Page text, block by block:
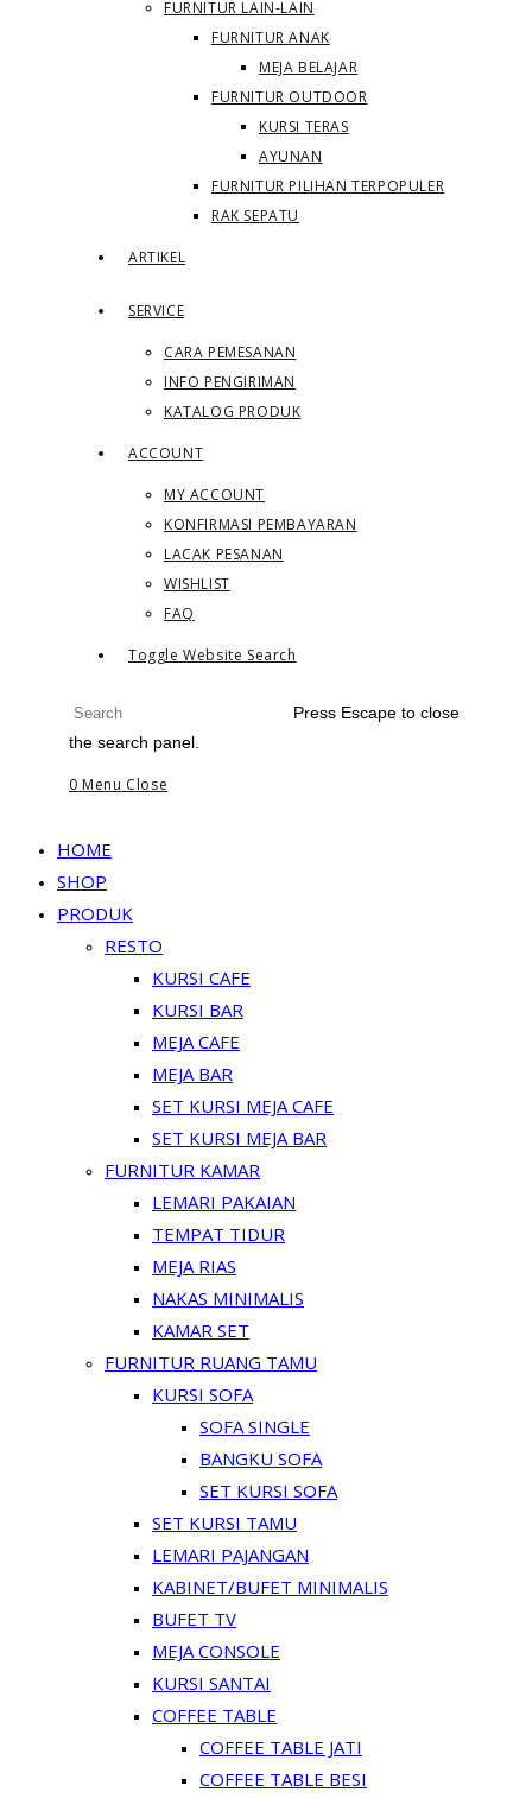
FURNITUR LAIN-LAIN
FURNITUR ANAK
MEJA BELAJAR
FURNITUR OUTDOOR
KURSI TERAS
AYUNAN
FURNITUR PILIHAN TERPOPULER
RAK SEPATU
ARTIKEL
SERVICE
CARA PEMESANAN
INFO PENGIRIMAN
KATALOG PRODUK
ACCOUNT
MY ACCOUNT
KONFIRMASI PEMBAYARAN
LACAK PESANAN
WISHLIST
FAQ
Toggle Website Search
Press Escape to close
the search panel.
0 Menu Close
HOME
SHOP
PRODUK
RESTO
KURSI CAFE
KURSI BAR
MEJA CAFE
MEJA BAR
SET KURSI MEJA CAFE
SET KURSI MEJA BAR
FURNITUR KAMAR
LEMARI PAKAIAN
TEMPAT TIDUR
MEJA RIAS
NAKAS MINIMALIS
KAMAR SET
FURNITUR RUANG TAMU
KURSI SOFA
SOFA SINGLE
BANGKU SOFA
SET KURSI SOFA
SET KURSI TAMU
LEMARI PAJANGAN
KABINET/BUFET MINIMALIS
BUFET TV
MEJA CONSOLE
KURSI SANTAI
COFFEE TABLE
COFFEE TABLE JATI
COFFEE TABLE BESI